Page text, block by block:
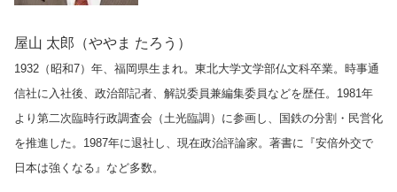
屋山 太郎（ややま たろう）
1932（昭和7）年、福岡県生まれ。東北大学文学部仏文科卒業。時事通
信社に入社後、政治部記者、解説委員兼編集委員などを歴任。1981年
より第二次臨時行政調査会（土光臨調）に参画し、国鉄の分割・民営化
を推進した。1987年に退社し、現在政治評論家。著書に『安倍外交で
日本は強くなる』など多数。